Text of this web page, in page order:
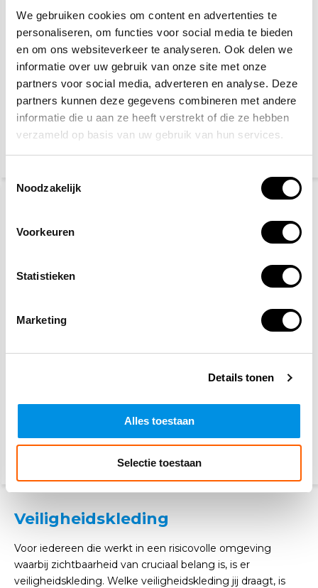
We gebruiken cookies om content en advertenties te
personaliseren, om functies voor social media te bieden
en om ons websiteverkeer te analyseren. Ook delen we
informatie over uw gebruik van onze site met onze
partners voor social media, adverteren en analyse. Deze
partners kunnen deze gegevens combineren met andere
informatie die u aan ze heeft verstrekt of die ze hebben
verzameld op basis van uw gebruik van hun services.
Noodzakelijk
Voorkeuren
Statistieken
Marketing
Details tonen
Alles toestaan
Selectie toestaan
Reflecterende hoodie
geel
31,93
(38,64 Incl. btw)
Op werkdagen voor 15:00
besteld, zelfde dag
verzonden
Reflecterende trui geel
23,07
(27,91 Incl. btw)
Op werkdagen voor 15:00
besteld, zelfde dag
verzonden
Reflecterende hoodie
Reflecterende hybride
71,40
besteld, zelfde dag
Veiligheidskleding
Voor iedereen die werkt in een risicovolle omgeving
waarbij zichtbaarheid van cruciaal belang is, is er
veiligheidskleding. Welke veiligheidskleding jij draagt, is